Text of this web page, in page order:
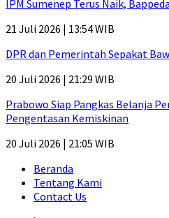
IPM Sumenep Terus Naik,
21 Juli 2026 | 13:54 WIB
DPR dan Pemerintah Sepakat
20 Juli 2026 | 21:29 WIB
Prabowo Siap Pangkas Belanja
Pengentasan Kemiskinan
20 Juli 2026 | 21:05 WIB
Beranda
Tentang Kami
Contact Us